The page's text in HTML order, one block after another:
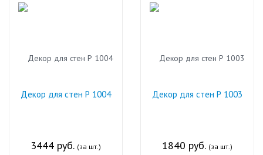
Декор для стен Р 1004
3444 руб. (за шт.)
Декор для стен Р 1003
1840 руб. (за шт.)